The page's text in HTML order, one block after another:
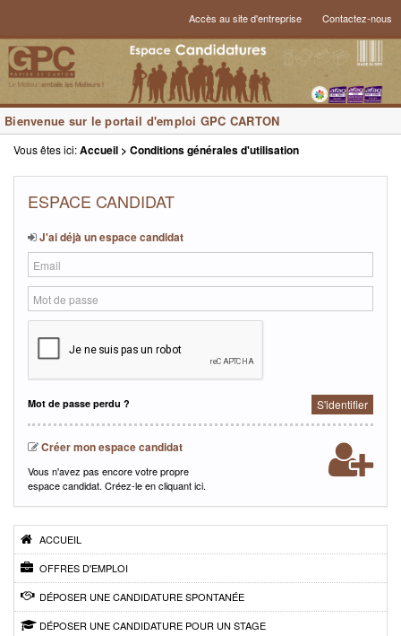
Accès au site d'entreprise Contactez-nous
Bienvenue sur le portail d'emploi GPC CARTON
Vous êtes ici:Accueil > Conditions générales d'utilisation
ESPACE CANDIDAT
J'ai déjà un espace candidat
Mot de passe perdu ? S'identifier
Créer mon espace candidat
Vous n'avez pas encore votre propre
espace candidat. Créez-le encliquant ici.
ACCUEIL
OFFRES D'EMPLOI
DÉPOSER UNE CANDIDATURE SPONTANÉE
DÉPOSER UNE CANDIDATURE POUR UN STAGE